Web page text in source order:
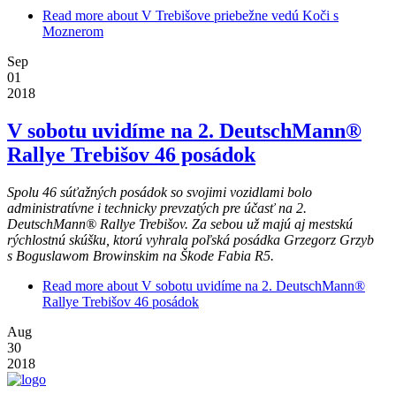
Read more about V Trebišove priebežne vedú Koči s
Moznerom
Sep
01
2018
V sobotu uvidíme na 2. DeutschMann®
Rallye Trebišov 46 posádok
Spolu 46 súťažných posádok so svojimi vozidlami bolo
administratívne i technicky prevzatých pre účasť na 2.
DeutschMann® Rallye Trebišov. Za sebou už majú aj mestskú
rýchlostnú skúšku, ktorú vyhrala poľská posádka Grzegorz Grzyb
s Boguslawom Browinskim na Škode Fabia R5.
Read more about V sobotu uvidíme na 2. DeutschMann®
Rallye Trebišov 46 posádok
Aug
30
2018